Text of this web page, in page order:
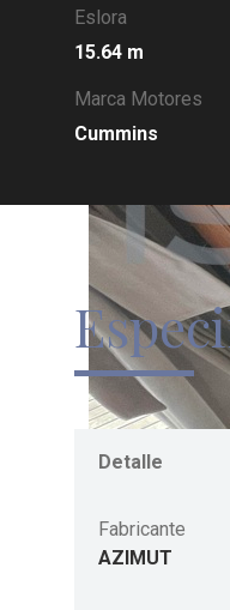
Eslora
15.64 m
Marca Motores
Cummins
Detalle
Fabricante
AZIMUT